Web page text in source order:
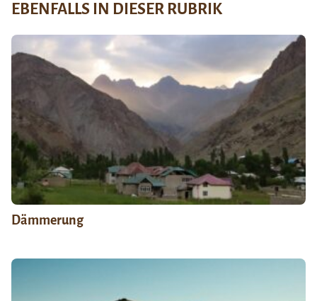
EBENFALLS IN DIESER RUBRIK
Dämmerung